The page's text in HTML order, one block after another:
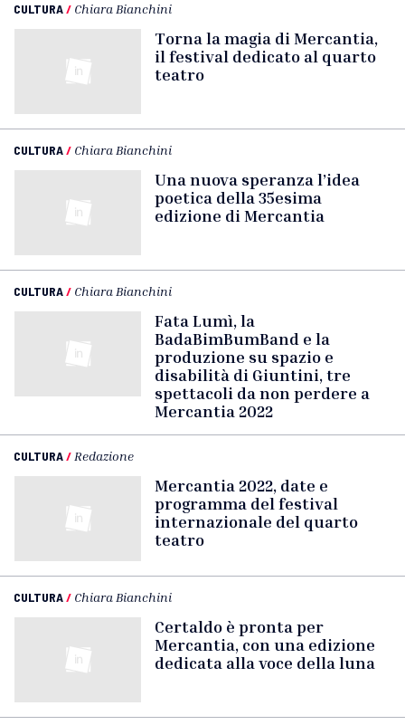
CULTURA/ Chiara Bianchini
Torna la magia di Mercantia,
il festival dedicato al quarto
teatro
CULTURA/ Chiara Bianchini
Una nuova speranza l’idea
poetica della 35esima
edizione di Mercantia
CULTURA/ Chiara Bianchini
Fata Lumì, la
BadaBimBumBand e la
produzione su spazio e
disabilità di Giuntini, tre
spettacoli da non perdere a
Mercantia 2022
CULTURA/ Redazione
Mercantia 2022, date e
programma del festival
internazionale del quarto
teatro
CULTURA/ Chiara Bianchini
Certaldo è pronta per
Mercantia, con una edizione
dedicata alla voce della luna